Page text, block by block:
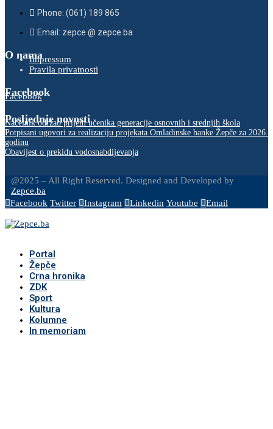
Phone: (061) 189 865
Email: zepce @ zepce.ba
O namaImpressum
Pravila privatnosti
Facebook
Facebook
Posljednje novosti
Načelnik održao prijem učenika generacije osnovnih i srednjih škola
Potpisani ugovori za realizaciju projekata Omladinske banke Žepče za 2026.
godinu
Obavijest o prekidu vodosnabdijevanja
@2025 – All Right Reserved. Designed and Developed by
Zepce.ba
Facebook Twitter Instagram Linkedin Youtube Email
Portal
Žepče
Crna hronika
ZDK
Sport
Kultura
Kolumne
In memoriam